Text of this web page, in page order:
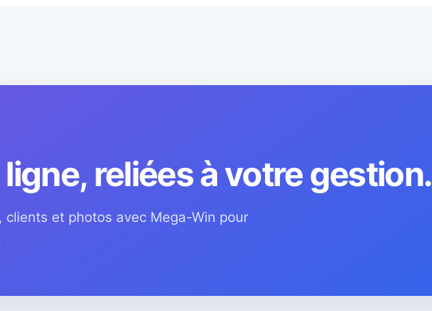
reliées à votre gestion.
et photos avec Mega-Win pour